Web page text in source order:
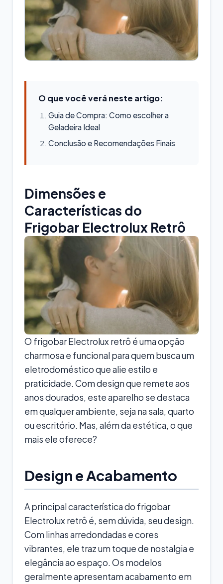
O que você verá neste artigo:
Guia de Compra: Como escolher a
Geladeira Ideal
Conclusão e Recomendações Finais
Dimensões e
Características do
Frigobar Electrolux Retrô
O frigobar Electrolux retrô é uma opção
charmosa e funcional para quem busca um
eletrodoméstico que alie estilo e
praticidade. Com design que remete aos
anos dourados, este aparelho se destaca
em qualquer ambiente, seja na sala, quarto
ou escritório. Mas, além da estética, o que
mais ele oferece?
Design e Acabamento
A principal característica do frigobar
Electrolux retrô é, sem dúvida, seu design.
Com linhas arredondadas e cores
vibrantes, ele traz um toque de nostalgia e
elegância ao espaço. Os modelos
geralmente apresentam acabamento em